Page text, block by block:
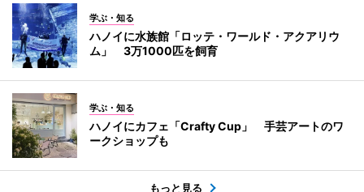
学ぶ・知る
ハノイに水族館「ロッテ・ワールド・アクアリウ
ム」 3万1000匹を飼育
学ぶ・知る
ハノイにカフェ「Crafty Cup」 手芸アートのワ
ークショップも
もっと見る